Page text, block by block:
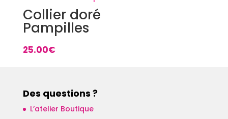
Collier doré
Pampilles
25.00€
Des questions ?
L’atelier Boutique